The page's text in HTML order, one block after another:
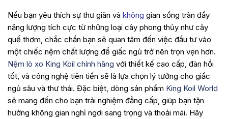
Nếu bạn yêu thích sự thư giãn và không gian sống tràn đầy
năng lượng tích cực từ những loại cây phong thủy như cây
quế thơm, chắc chắn bạn sẽ quan tâm đến việc đầu tư vào
một chiếc nệm chất lượng để giấc ngủ trở nên trọn vẹn hơn.
Nệm lò xo King Koil chính hãng với thiết kế cao cấp, đàn hồi
tốt, và công nghệ tiên tiến sẽ là lựa chọn lý tưởng cho giấc
ngủ sâu và thư thái. Đặc biệt, dòng sản phẩm King Koil World
sẽ mang đến cho bạn trải nghiệm đẳng cấp, giúp bạn tận
hưởng không gian nghỉ ngơi sang trọng và thoải mái. Hãy